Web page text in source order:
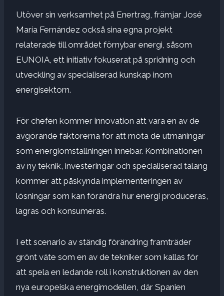
Utöver sin verksamhet på Enertrag, främjar José
María Fernández också sina egna projekt
relaterade till området förnybar energi, såsom
EUNOIA, ett initiativ fokuserat på spridning och
utveckling av specialiserad kunskap inom
energisektorn.
För chefen kommer innovation att vara en av de
avgörande faktorerna för att möta de utmaningar
som energiomställningen innebär. Kombinationen
av ny teknik, investeringar och specialiserad talang
kommer att påskynda implementeringen av
lösningar som kan förändra hur energi produceras,
lagras och konsumeras.
I ett scenario av ständig förändring framträder
grönt väte som en av de tekniker som kallas för
att spela en ledande roll i konstruktionen av den
nya europeiska energimodellen, där Spanien